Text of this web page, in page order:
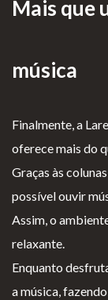
Mais que
música
Finalmente, a
oferece mais do
Graças às
possível ouvir
Assim, o
relaxante.
Enquanto
a música,